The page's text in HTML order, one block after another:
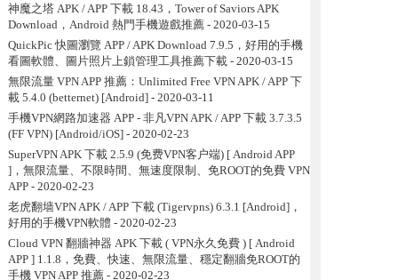
神魔之塔 APK / APP 下載 18.43，Tower of Saviors APK
Download，Android 熱門手機遊戲推薦- 2020-03-15
QuickPic 快圖瀏覽 APP / APK Download 7.9.5，好用的手機
看圖軟體、圖片照片上鎖管理工具推薦下載- 2020-03-15
無限流量 VPN APP 推薦：Unlimited Free VPN APK / APP 下
載 5.4.0 (betternet) [Android]- 2020-03-11
手機VPN網路加速器 APP - 非凡VPN APK / APP 下載 3.7.3.5
(FF VPN) [Android/iOS]- 2020-02-23
SuperVPN APK 下載 2.5.9 (免费VPN客户端) [ Android APP
]，無限流量、不限時間、無速度限制、免ROOT的免費 VPN
APP- 2020-02-23
老虎翻墙VPN APK / APP 下載 (Tigervpns) 6.3.1 [Android]，
好用的手機VPN軟體 - 2020-02-23
Cloud VPN 翻牆神器 APK 下載 ( VPN永久免費 ) [ Android
APP ] 1.1.8，免費、快速、無限流量、穩定翻牆免ROOT的
手機 VPN APP 推薦- 2020-02-23